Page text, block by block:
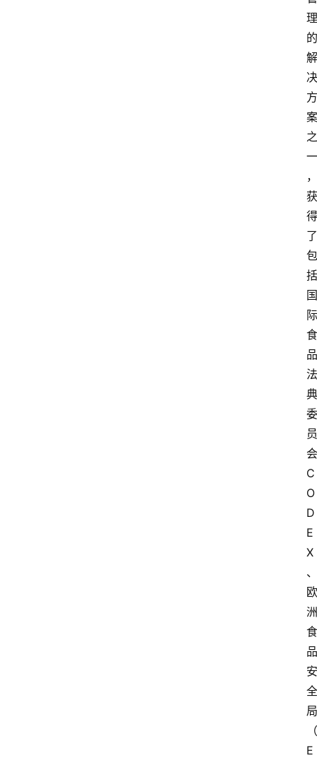
理
的
解
决
方
案
之
一
，
获
得
了
包
括
国
际
食
品
法
典
委
员
会
C
O
D
E
X
、
欧
洲
食
品
安
全
局
（
E